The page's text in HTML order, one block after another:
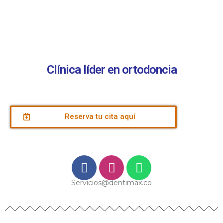
Clínica líder en ortodoncia
Reserva tu cita aquí
Servicios@dentimax.co